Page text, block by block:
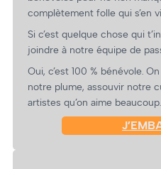
complètement folle qui s’en
Si c’est quelque chose qui
joindre à notre équipe de
Oui, c’est 100 % bénévole.
notre plume, assouvir notre
artistes qu’on aime beaucoup.